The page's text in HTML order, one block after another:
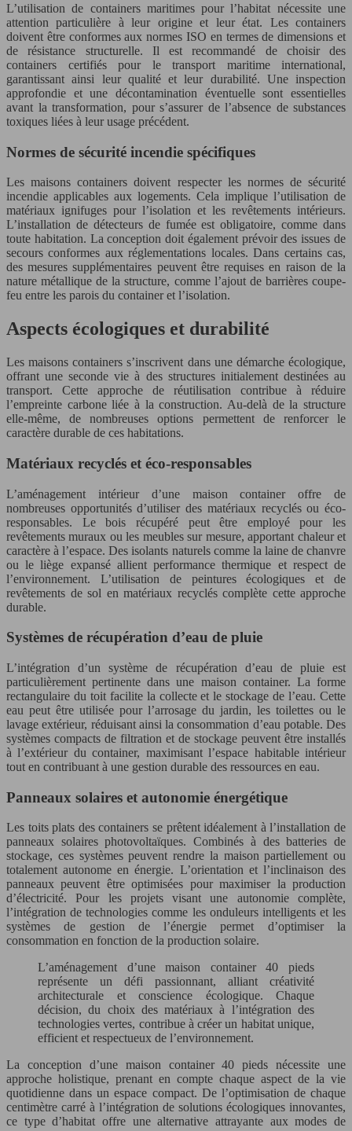
L’utilisation de containers maritimes pour l’habitat nécessite une
attention particulière à leur origine et leur état. Les containers
doivent être conformes aux normes ISO en termes de dimensions et
de résistance structurelle. Il est recommandé de choisir des
containers certifiés pour le transport maritime international,
garantissant ainsi leur qualité et leur durabilité. Une inspection
approfondie et une décontamination éventuelle sont essentielles
avant la transformation, pour s’assurer de l’absence de substances
toxiques liées à leur usage précédent.
Normes de sécurité incendie spécifiques
Les maisons containers doivent respecter les normes de sécurité
incendie applicables aux logements. Cela implique l’utilisation de
matériaux ignifuges pour l’isolation et les revêtements intérieurs.
L’installation de détecteurs de fumée est obligatoire, comme dans
toute habitation. La conception doit également prévoir des issues de
secours conformes aux réglementations locales. Dans certains cas,
des mesures supplémentaires peuvent être requises en raison de la
nature métallique de la structure, comme l’ajout de barrières coupe-
feu entre les parois du container et l’isolation.
Aspects écologiques et durabilité
Les maisons containers s’inscrivent dans une démarche écologique,
offrant une seconde vie à des structures initialement destinées au
transport. Cette approche de réutilisation contribue à réduire
l’empreinte carbone liée à la construction. Au-delà de la structure
elle-même, de nombreuses options permettent de renforcer le
caractère durable de ces habitations.
Matériaux recyclés et éco-responsables
L’aménagement intérieur d’une maison container offre de
nombreuses opportunités d’utiliser des matériaux recyclés ou éco-
responsables. Le bois récupéré peut être employé pour les
revêtements muraux ou les meubles sur mesure, apportant chaleur et
caractère à l’espace. Des isolants naturels comme la laine de chanvre
ou le liège expansé allient performance thermique et respect de
l’environnement. L’utilisation de peintures écologiques et de
revêtements de sol en matériaux recyclés complète cette approche
durable.
Systèmes de récupération d’eau de pluie
L’intégration d’un système de récupération d’eau de pluie est
particulièrement pertinente dans une maison container. La forme
rectangulaire du toit facilite la collecte et le stockage de l’eau. Cette
eau peut être utilisée pour l’arrosage du jardin, les toilettes ou le
lavage extérieur, réduisant ainsi la consommation d’eau potable. Des
systèmes compacts de filtration et de stockage peuvent être installés
à l’extérieur du container, maximisant l’espace habitable intérieur
tout en contribuant à une gestion durable des ressources en eau.
Panneaux solaires et autonomie énergétique
Les toits plats des containers se prêtent idéalement à l’installation de
panneaux solaires photovoltaïques. Combinés à des batteries de
stockage, ces systèmes peuvent rendre la maison partiellement ou
totalement autonome en énergie. L’orientation et l’inclinaison des
panneaux peuvent être optimisées pour maximiser la production
d’électricité. Pour les projets visant une autonomie complète,
l’intégration de technologies comme les onduleurs intelligents et les
systèmes de gestion de l’énergie permet d’optimiser la
consommation en fonction de la production solaire.
L’aménagement d’une maison container 40 pieds
représente un défi passionnant, alliant créativité
architecturale et conscience écologique. Chaque
décision, du choix des matériaux à l’intégration des
technologies vertes, contribue à créer un habitat unique,
efficient et respectueux de l’environnement.
La conception d’une maison container 40 pieds nécessite une
approche holistique, prenant en compte chaque aspect de la vie
quotidienne dans un espace compact. De l’optimisation de chaque
centimètre carré à l’intégration de solutions écologiques innovantes,
ce type d’habitat offre une alternative attrayante aux modes de